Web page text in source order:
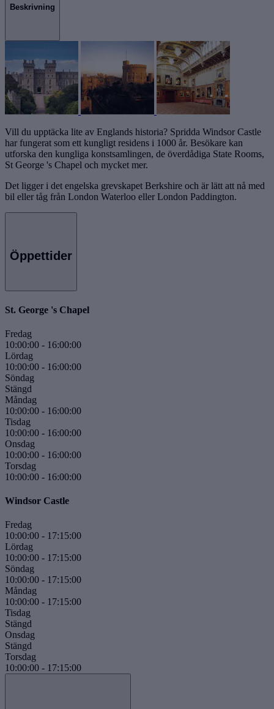
Beskrivning
Vill du upptäcka lite av Englands historia? Spridda Windsor Castle
har fungerat som ett kungligt residens i 1000 år. Besökare kan
utforska den kungliga konstsamlingen, de överdådiga State Rooms,
St George 's Chapel och mycket mer.
Det ligger i det engelska grevskapet Berkshire och är lätt att nå med
bil eller tåg från London Waterloo eller London Paddington.
Öppettider
St. George 's Chapel
Fredag
10:00:00 - 16:00:00
Lördag
10:00:00 - 16:00:00
Söndag
Stängd
Måndag
10:00:00 - 16:00:00
Tisdag
10:00:00 - 16:00:00
Onsdag
10:00:00 - 16:00:00
Torsdag
10:00:00 - 16:00:00
Windsor Castle
Fredag
10:00:00 - 17:15:00
Lördag
10:00:00 - 17:15:00
Söndag
10:00:00 - 17:15:00
Måndag
10:00:00 - 17:15:00
Tisdag
Stängd
Onsdag
Stängd
Torsdag
10:00:00 - 17:15:00